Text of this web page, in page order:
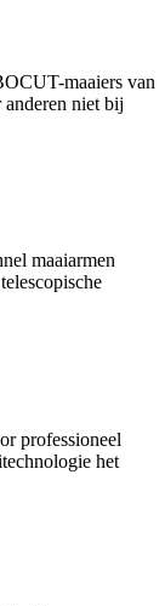
maaiers van
niet bij
maaiarmen
professioneel
het